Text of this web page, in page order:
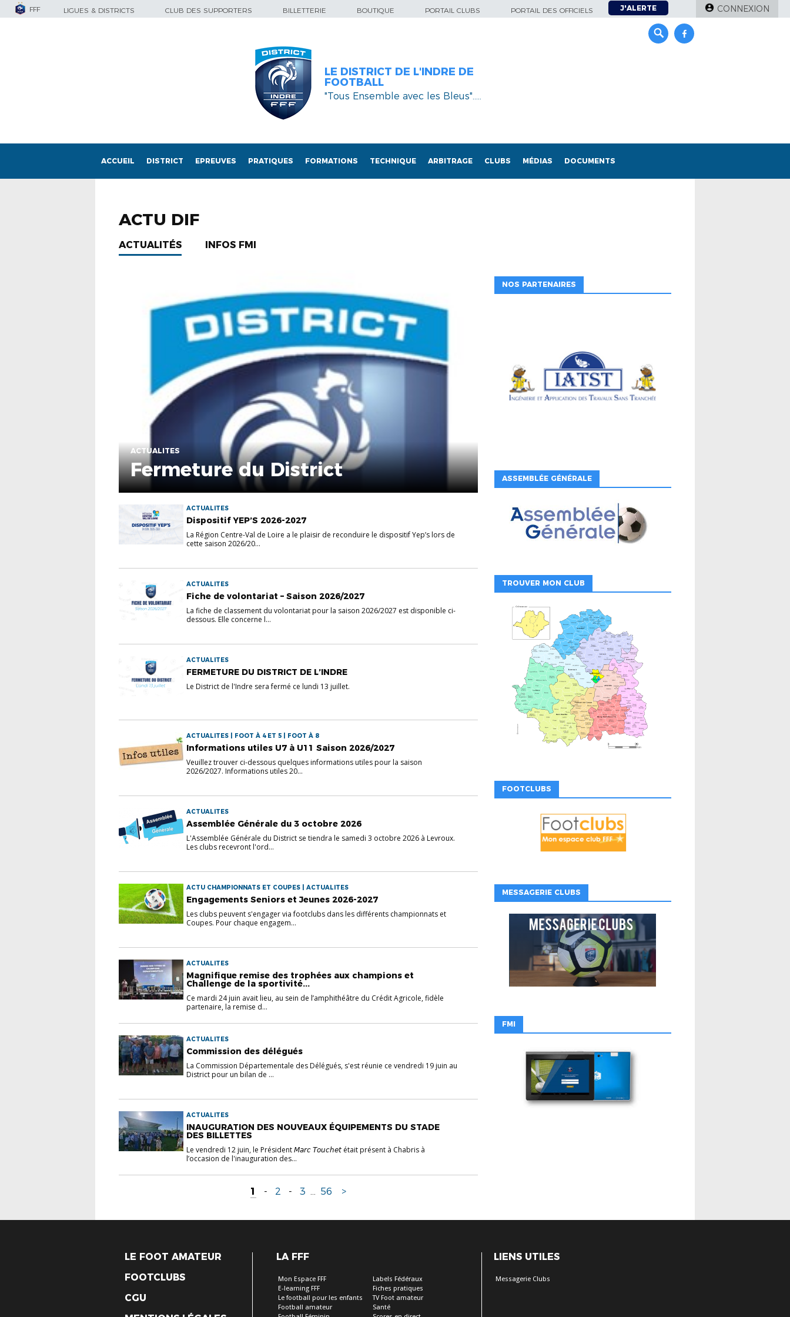
FFF LIGUES & DISTRICTS CLUB DES SUPPORTERS BILLETTERIE BOUTIQUE PORTAIL CLUBS PORTAIL DES OFFICIELS J'ALERTE CONNEXION
LE DISTRICT DE L'INDRE DE
FOOTBALL
"Tous Ensemble avec les Bleus"…..
ACCUEIL DISTRICT EPREUVES PRATIQUES FORMATIONS TECHNIQUE ARBITRAGE CLUBS MÉDIAS DOCUMENTS
ACTU DIF
ACTUALITÉS INFOS FMI
ACTUALITES
Fermeture du District
ACTUALITES
Dispositif YEP’S 2026-2027
La Région Centre-Val de Loire a le plaisir de reconduire le dispositif Yep’s lors de
cette saison 2026/20...
ACTUALITES
Fiche de volontariat – Saison 2026/2027
La fiche de classement du volontariat pour la saison 2026/2027 est disponible ci-
dessous. Elle concerne l...
ACTUALITES
FERMETURE DU DISTRICT DE L’INDRE
Le District de l'Indre sera fermé ce lundi 13 juillet.
ACTUALITES | FOOT À 4 ET 5 | FOOT À 8
Informations utiles U7 à U11 Saison 2026/2027
Veuillez trouver ci-dessous quelques informations utiles pour la saison
2026/2027. Informations utiles 20...
ACTUALITES
Assemblée Générale du 3 octobre 2026
L'Assemblée Générale du District se tiendra le samedi 3 octobre 2026 à Levroux.
Les clubs recevront l'ord...
ACTU CHAMPIONNATS ET COUPES | ACTUALITES
Engagements Seniors et Jeunes 2026-2027
Les clubs peuvent s'engager via footclubs dans les différents championnats et
Coupes. Pour chaque engagem...
ACTUALITES
Magnifique remise des trophées aux champions et
Challenge de la sportivité...
Ce mardi 24 juin avait lieu, au sein de l’amphithéâtre du Crédit Agricole, fidèle
partenaire, la remise d...
ACTUALITES
Commission des délégués
La Commission Départementale des Délégués, s'est réunie ce vendredi 19 juin au
District pour un bilan de ...
ACTUALITES
INAUGURATION DES NOUVEAUX ÉQUIPEMENTS DU STADE
DES BILLETTES
Le vendredi 12 juin, le Président 𝘔𝘢𝘳𝘤 𝘛𝘰𝘶𝘤𝘩𝘦𝘵 était présent à Chabris à
l’occasion de l'inauguration des...
1 - 2 - 3 56 >
NOS PARTENAIRES
ASSEMBLÉE GÉNÉRALE
TROUVER MON CLUB
FOOTCLUBS
MESSAGERIE CLUBS
FMI
LE FOOT AMATEUR
FOOTCLUBS
CGU
LA FFF
Mon Espace FFF
E-learning FFF
Le football pour les enfants
Football amateur
Labels Fédéraux
Fiches pratiques
TV Foot amateur
Santé
LIENS UTILES
Messagerie Clubs